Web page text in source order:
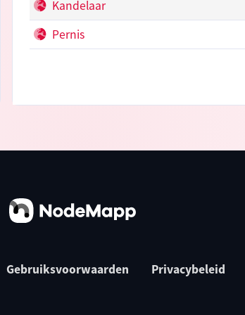
Kandelaar
Pernis
Gebruiksvoorwaarden Privacybeleid